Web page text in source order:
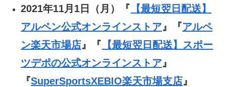
2021年11月1日（月）『 【最短翌日配送】
アルペン公式オンラインストア』『アルペ
ン楽天市場店』『 【最短翌日配送】スポー
ツデポの公式オンラインストア』
『SuperSportsXEBIO楽天市場支店』